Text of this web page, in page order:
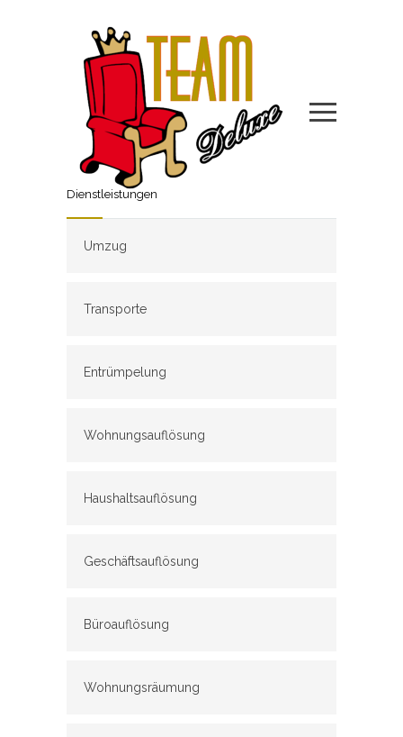
Dienstleistungen
Umzug
Transporte
Entrümpelung
Wohnungsauflösung
Haushaltsauflösung
Geschäftsauflösung
Büroauflösung
Wohnungsräumung